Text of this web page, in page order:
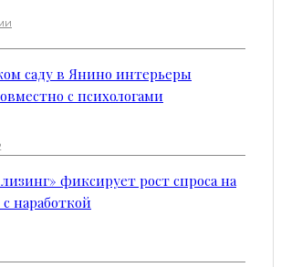
саду в Янино интерьеры
с психологами
фиксирует рост спроса на
наработкой